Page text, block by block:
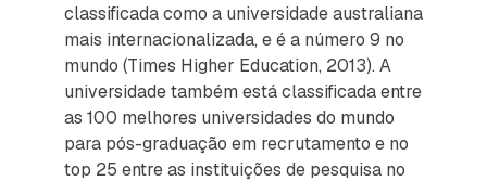
classificada como a universidade australiana
mais internacionalizada, e é a número 9 no
mundo (Times Higher Education, 2013). A
universidade também está classificada entre
as 100 melhores universidades do mundo
para pós-graduação em recrutamento e no
top 25 entre as instituições de pesquisa no